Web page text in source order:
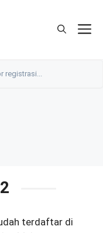
terdaftar di